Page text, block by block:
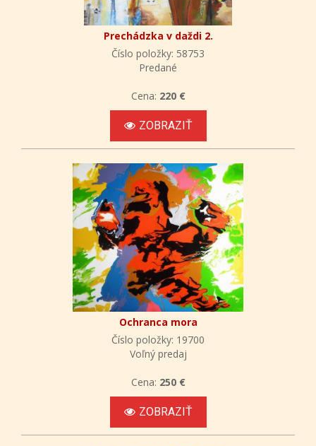
Prechádzka v daždi 2.
Číslo položky: 58753
Predané
Cena: 220 €
ZOBRAZIŤ
Ochranca mora
Číslo položky: 19700
Voľný predaj
Cena: 250 €
ZOBRAZIŤ